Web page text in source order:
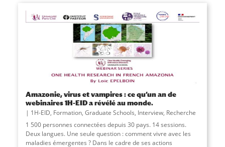
Amazonie, virus et vampires : ce qu’un an de
webinaires 1H-EID a révélé au monde.
1H-EID, Formation, Graduate Schools, Interview, Recherche
1 500 personnes connectées depuis 30 pays. 14 sessions.
Deux langues. Une seule question : comment vivre avec les
maladies émergentes ? Dans le cadre de ses actions